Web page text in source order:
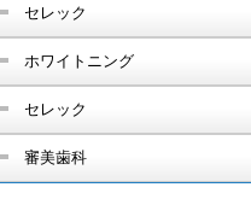
セレック
ホワイトニング
セレック
審美歯科